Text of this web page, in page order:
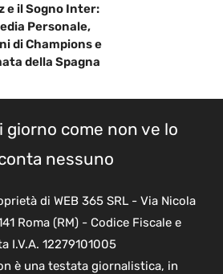
e il Sogno Inter:
Personale,
di Champions e
della Spagna
giorno come non ve lo
nessuno
di WEB 365 SRL - Via Nicola
Roma (RM) - Codice Fiscale e
I.V.A. 12279101005
è una testata giornalistica, in